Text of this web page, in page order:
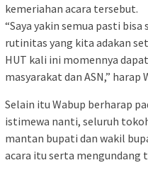
kemeriahan acara tersebut.
“Saya yakin semua pasti
rutinitas yang kita adakan
HUT kali ini momennya
masyarakat dan ASN,” harap
Selain itu Wabup berharap
istimewa nanti, seluruh
mantan bupati dan wakil
acara itu serta mengundang